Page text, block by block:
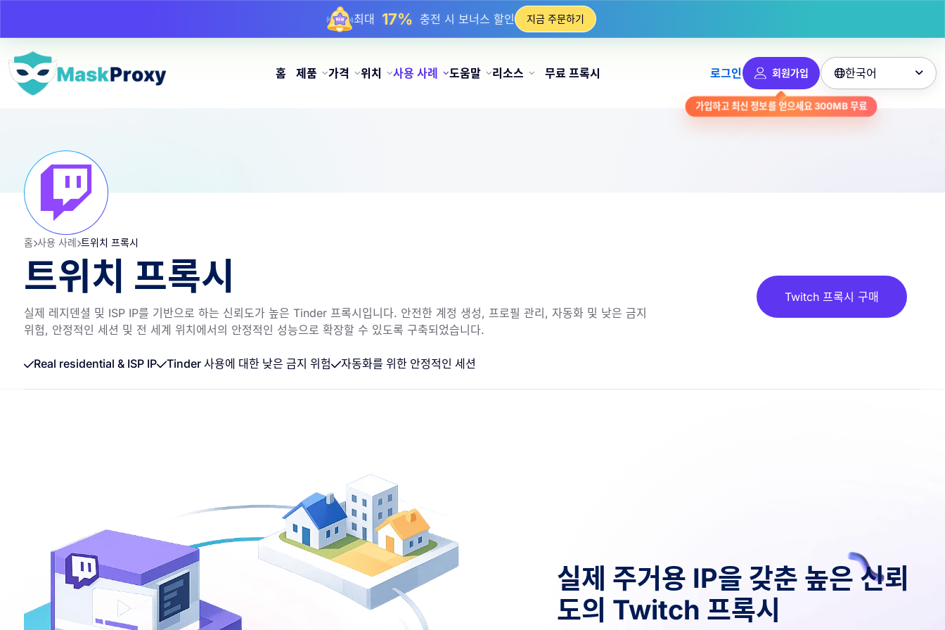
최대25%정적 IP 구매 할인
최대81%순환 IP 구매 할인
지금 주문하기
홈 제품 가격 위치 사용 사례 도움말 리소스 무료 프록시 로그인 회원가입
가입하고 최신 정보를 얻으세요 300MB무료
한국어 
홈 사용 사례 트위치 프록시
트위치 프록시
실제 레지덴셜 및 ISP IP를 기반으로 하는 신뢰도가 높은 Tinder 프록시입니다. 안전한 계정 생성, 프로필 관리, 자동화 및 낮은 금지
위험, 안정적인 세션 및 전 세계 위치에서의 안정적인 성능으로 확장할 수 있도록 구축되었습니다.
Twitch 프록시 구매
Real residential & ISP IP Tinder 사용에 대한 낮은 금지 위험 자동화를 위한 안정적인 세션
실제 주거용 IP을 갖춘 높은 신뢰
도의 Twitch 프록시